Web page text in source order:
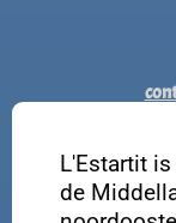
L'Estartit
de